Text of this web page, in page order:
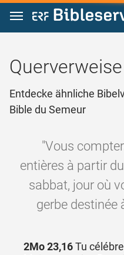
Zum Inhalt springen
Querverweise
Entdecke ähnliche
Bible du Semeur
"Vous
entières à partir
sabbat, jour où
gerbe destinée
2Mo 23,16Tu